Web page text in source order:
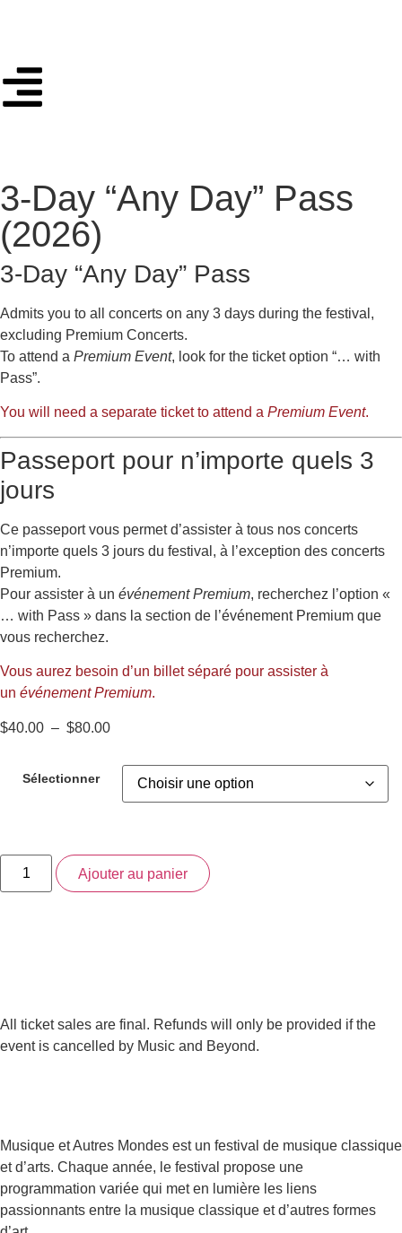
3-Day “Any Day” Pass
(2026)
3-Day “Any Day” Pass
Admits you to all concerts on any 3 days during the festival,
excluding Premium Concerts.
To attend a Premium Event, look for the ticket option “… with
Pass”.
You will need a separate ticket to attend a Premium Event.
Passeport pour n’importe quels 3
jours
Ce passeport vous permet d’assister à tous nos concerts
n’importe quels 3 jours du festival, à l’exception des concerts
Premium.
Pour assister à un événement Premium, recherchez l’option «
… with Pass » dans la section de l’événement Premium que
vous recherchez.
Vous aurez besoin d’un billet séparé pour assister à
un événement Premium.
$40.00 – $80.00
Sélectionner
Ajouter au panier
All ticket sales are final. Refunds will only be provided if the
event is cancelled by Music and Beyond.
Musique et Autres Mondes est un festival de musique classique
et d’arts. Chaque année, le festival propose une
programmation variée qui met en lumière les liens
passionnants entre la musique classique et d’autres formes